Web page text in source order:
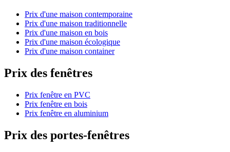
Prix d'une maison contemporaine
Prix d'une maison traditionnelle
Prix d'une maison en bois
Prix d'une maison écologique
Prix d'une maison container
Prix des fenêtres
Prix fenêtre en PVC
Prix fenêtre en bois
Prix fenêtre en aluminium
Prix des portes-fenêtres